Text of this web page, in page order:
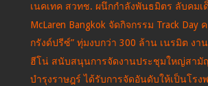
เนคเทค สวทช. ผนึกกำลังพันธมิตร ลับคมเด็
McLaren Bangkok จัดกิจกรรม Track Day
กรังด์ปรีซ์” ทุ่มงบกว่า 300 ล้าน เนรมิต งา
ฮีโน่ สนับสนุนการจัดงานประชุมใหญ่สามั
บำรุงราษฎร์ ได้รับการจัดอันดับให้เป็นโรง